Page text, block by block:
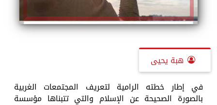
هبة يحيى
في إطار خطته الرامية لتعريف المجتمعات الغربية
بالصورة الصحيحة عن الإسلام والتي تتبناها مؤسسة